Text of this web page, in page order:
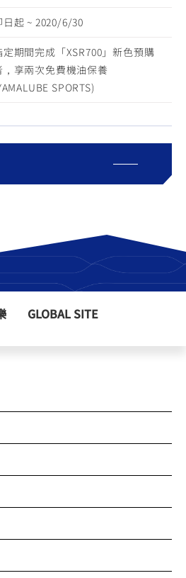
日起 ~ 2020/6/30
定期間完成「XSR700」新色預購
，享兩次免費機油保養
SPORTS)
GLOBAL SITE